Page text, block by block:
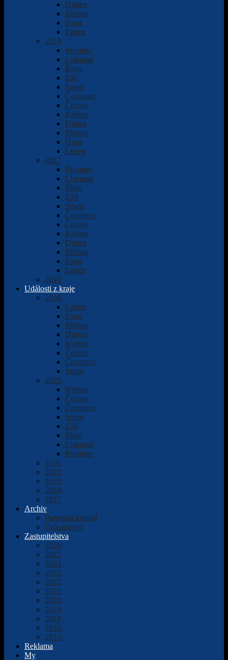
Duben
Březen
Únor
Leden
2018
Prosinec
Listopad
Říjen
Září
Srpen
Červenec
Červen
Květen
Duben
Březen
Únor
Leden
2017
Prosinec
Listopad
Říjen
Září
Srpen
Červenec
Červen
Květen
Duben
Březen
Únor
Leden
2016
Události z kraje
2026
Leden
Únor
Březen
Duben
Květen
Červen
Červenec
Srpen
2025
Květen
Červen
Červenec
Srpen
Září
Říjen
Listopad
Prosinec
2021
2020
2019
2018
2017
Archiv
Putování historií
Dokumenty
Zastupitelstva
2026
2025
2024
2023
2022
2021
2020
2019
2018
2016
2015
Reklama
My